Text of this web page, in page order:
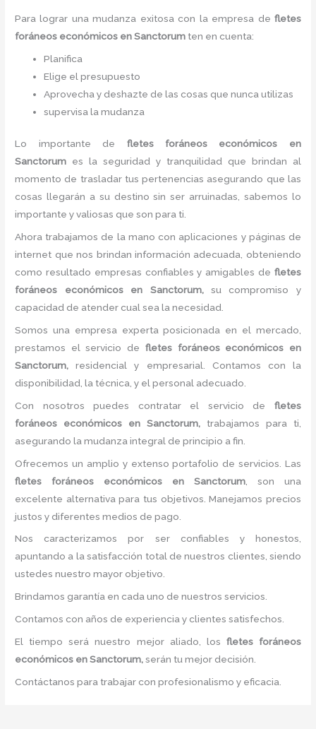
Para lograr una mudanza exitosa con la empresa de fletes
foráneos económicos en Sanctorum ten en cuenta:
Planifica
Elige el presupuesto
Aprovecha y deshazte de las cosas que nunca utilizas
supervisa la mudanza
Lo importante de fletes foráneos económicos en
Sanctorum es la seguridad y tranquilidad que brindan al
momento de trasladar tus pertenencias asegurando que las
cosas llegarán a su destino sin ser arruinadas, sabemos lo
importante y valiosas que son para ti.
Ahora trabajamos de la mano con aplicaciones y páginas de
internet que nos brindan información adecuada, obteniendo
como resultado empresas confiables y amigables de fletes
foráneos económicos
en Sanctorum, su compromiso y
capacidad de atender cual sea la necesidad.
Somos una empresa experta posicionada en el mercado,
prestamos el servicio de fletes foráneos económicos en
Sanctorum, residencial y empresarial. Contamos con la
disponibilidad, la técnica, y el personal adecuado.
Con nosotros puedes contratar el servicio de fletes
foráneos económicos
en Sanctorum, trabajamos para ti,
asegurando la mudanza integral de principio a fin.
Ofrecemos un amplio y extenso portafolio de servicios. Las
fletes foráneos económicos en Sanctorum, son una
excelente alternativa para tus objetivos. Manejamos precios
justos y diferentes medios de pago.
Nos caracterizamos por ser confiables y honestos,
apuntando a la satisfacción total de nuestros clientes, siendo
ustedes nuestro mayor objetivo.
Brindamos garantía en cada uno de nuestros servicios.
Contamos con años de experiencia y clientes satisfechos.
El tiempo será nuestro mejor aliado, los fletes foráneos
económicos en Sanctorum,serán tu mejor decisión.
Contáctanos para trabajar con profesionalismo y eficacia.